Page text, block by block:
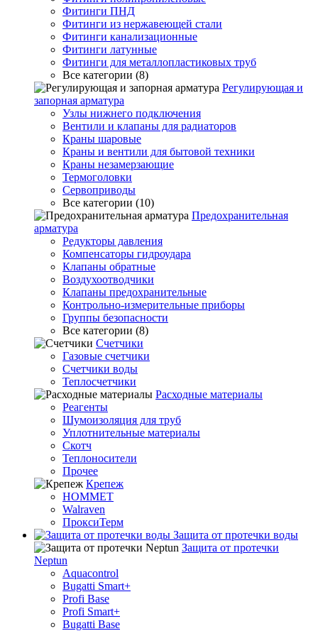
Фитинги ПНД
Фитинги из нержавеющей стали
Фитинги канализационные
Фитинги латунные
Фитинги для металлопластиковых труб
Все категории (8)
Регулирующая и
запорная арматура
Узлы нижнего подключения
Вентили и клапаны для радиаторов
Краны шаровые
Краны и вентили для бытовой техники
Краны незамерзающие
Термоголовки
Сервоприводы
Все категории (10)
Предохранительная
арматура
Редукторы давления
Компенсаторы гидроудара
Клапаны обратные
Воздухоотводчики
Клапаны предохранительные
Контрольно-измерительные приборы
Группы безопасности
Все категории (8)
Счетчики
Газовые счетчики
Счетчики воды
Теплосчетчики
Расходные материалы
Реагенты
Шумоизоляция для труб
Уплотнительные материалы
Скотч
Теплоносители
Прочее
Крепеж
HOMMET
Walraven
ПроксиТерм
Защита от протечки воды
Защита от протечки
Neptun
Aquacontrol
Bugatti Smart+
Profi Base
Profi Smart+
Bugatti Base